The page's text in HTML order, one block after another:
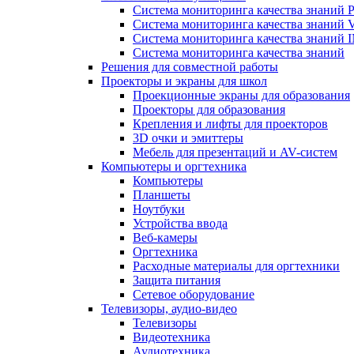
Система мониторинга качества знаний
Система мониторинга качества знаний
Система мониторинга качества знаний
Система мониторинга качества знаний
Решения для совместной работы
Проекторы и экраны для школ
Проекционные экраны для образования
Проекторы для образования
Крепления и лифты для проекторов
3D очки и эмиттеры
Мебель для презентаций и AV-систем
Компьютеры и оргтехника
Компьютеры
Планшеты
Ноутбуки
Устройства ввода
Веб-камеры
Оргтехника
Расходные материалы для оргтехники
Защита питания
Сетевое оборудование
Телевизоры, аудио-видео
Телевизоры
Видеотехника